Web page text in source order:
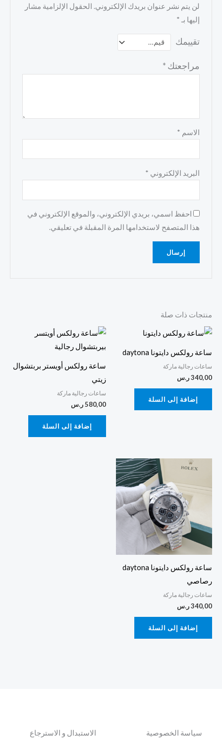
لن يتم نشر عنوان بريدك الإلكتروني. الحقول الإلزامية مشار
إليها بـ *
تقييمك
مراجعتك *
الاسم *
البريد الإلكتروني *
احفظ اسمي، بريدي الإلكتروني، والموقع الإلكتروني في
هذا المتصفح لاستخدامها المرة المقبلة في تعليقي.
منتجات ذات صلة
ساعة رولكس دايتونا daytona
ساعات رجالية ماركة
340,00ر.س
إضافة إلى السلة
ساعة رولكس أويستر بربتشوال
زيتي
ساعات رجالية ماركة
580,00ر.س
إضافة إلى السلة
ساعة رولكس دايتونا daytona
رصاصي
ساعات رجالية ماركة
340,00ر.س
إضافة إلى السلة
سياسة الخصوصية الاستبدال و الاسترجاع